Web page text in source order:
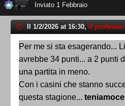
Inviato 1 Febbraio
Il 1/2/2026 at 16:30, il
Per me si sta esagerando...
avrebbe 34 punti... a 2 punti
una partita in meno.
Con i casini che stanno
questa stagione...